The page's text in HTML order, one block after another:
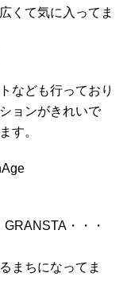
くて気に入ってま
なども行っており
ョンがきれいで
す。
・・・
まちになってま